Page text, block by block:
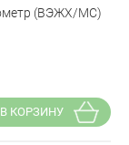
(ВЭЖХ/МС)
В КОРЗИНУ